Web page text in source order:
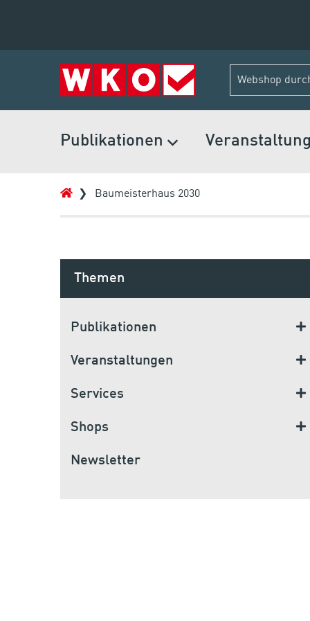
Publikationen
Baumeisterhaus 2030
Themen
Publikationen
Veranstaltungen
Services
Shops
Newsletter